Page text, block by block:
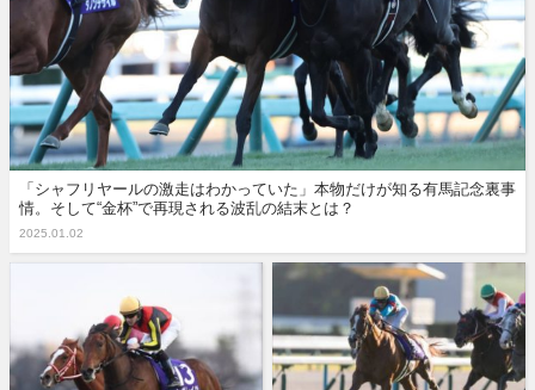
「シャフリヤールの激走はわかっていた」本物だけが知る有馬記念裏事
情。そして“金杯”で再現される波乱の結末とは？
2025.01.02